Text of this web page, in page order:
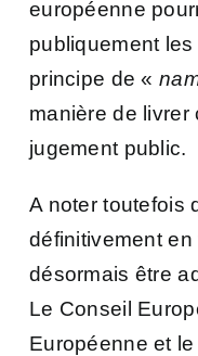
européenne
publiquement
principe de «
manière de livrer
jugement public.
A noter toutefois
définitivement
désormais être
Le Conseil
Européenne et